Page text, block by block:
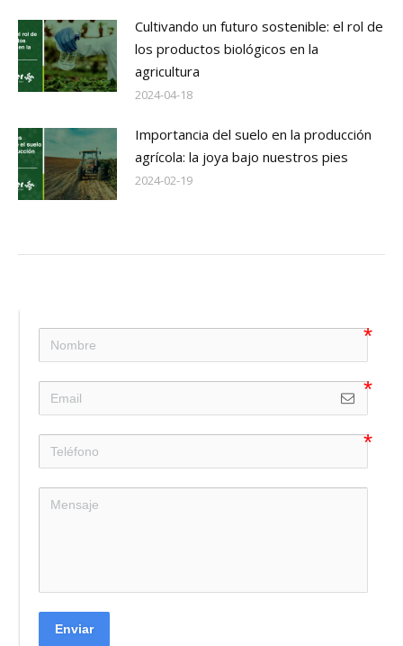
Cultivando un futuro sostenible: el rol de
los productos biológicos en la
agricultura
2024-04-18
Importancia del suelo en la producción
agrícola: la joya bajo nuestros pies
2024-02-19
Enviar